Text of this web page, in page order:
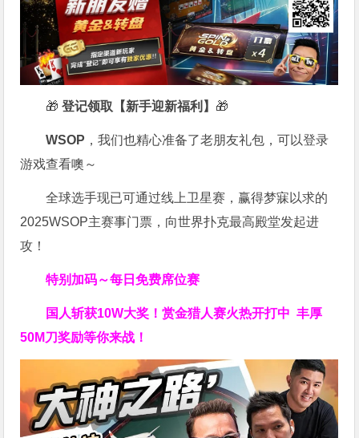
🎁 登记领取【新手迎新福利】 🎁
WSOP ，我们也精心准备了老朋友礼包，可以登录
游戏查看噢～
全球选手现已可通过线上卫星赛，赢得梦寐以求的
2025WSOP主赛事门票，向世界扑克最高殿堂发起进
攻！
特别加码～每日免费席位赛
国人斩获10W大奖！赏金猎人赛火热开打中 丰厚
50M刀奖励等你来战！